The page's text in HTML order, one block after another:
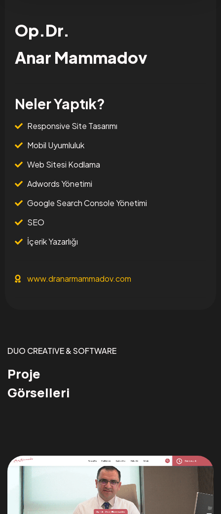
Op.Dr.
Anar Mammadov
Neler Yaptık?
Responsive Site Tasarımı
Mobil Uyumluluk
Web Sitesi Kodlama
Adwords Yönetimi
Google Search Console Yönetimi
SEO
İçerik Yazarlığı
www.dranarmammadov.com
DUO CREATIVE & SOFTWARE
Proje
Görselleri